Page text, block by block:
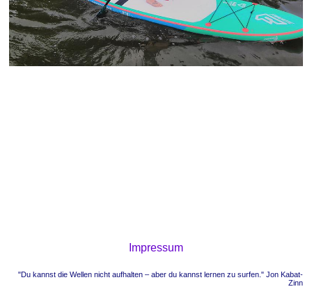
Impressum
"Du kannst die Wellen nicht aufhalten – aber du kannst lernen zu surfen." Jon Kabat-
Zinn